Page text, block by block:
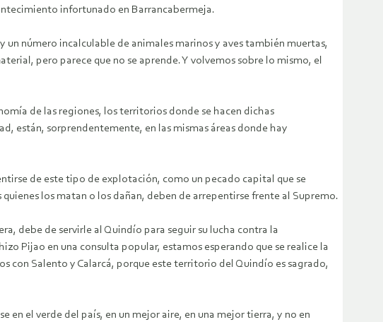
infortunado en Barrancabermeja.
número incalculable de animales marinos y aves también muertas,
pero parece que no se aprende. Y volvemos sobre lo mismo, el
de las regiones, los territorios donde se hacen dichas
están, sorprendentemente, en las mismas áreas donde hay
de este tipo de explotación, como un pecado capital que se
los matan o los dañan, deben de arrepentirse frente al Supremo.
debe de servirle al Quindío para seguir su lucha contra la
Pijao en una consulta popular, estamos esperando que se realice la
con Salento y Calarcá, porque este territorio del Quindío es sagrado,
el verde del país, en un mejor aire, en una mejor tierra, y no en